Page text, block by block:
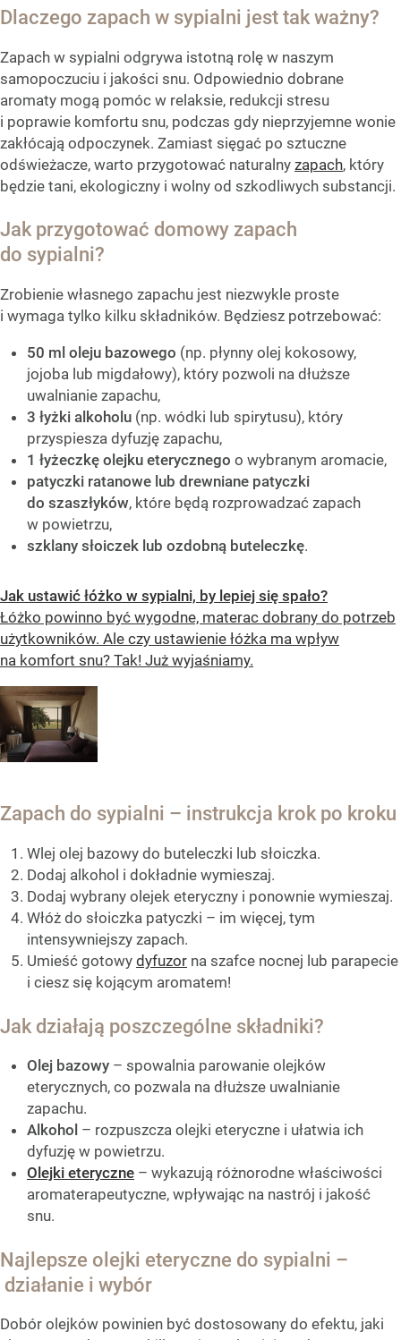
Dlaczego zapach w sypialni jest tak ważny?
Zapach w sypialni odgrywa istotną rolę w naszym
samopoczuciu i jakości snu. Odpowiednio dobrane
aromaty mogą pomóc w relaksie, redukcji stresu
i poprawie komfortu snu, podczas gdy nieprzyjemne wonie
zakłócają odpoczynek. Zamiast sięgać po sztuczne
odświeżacze, warto przygotować naturalny zapach, który
będzie tani, ekologiczny i wolny od szkodliwych substancji.
Jak przygotować domowy zapach
do sypialni?
Zrobienie własnego zapachu jest niezwykle proste
i wymaga tylko kilku składników. Będziesz potrzebować:
50 ml oleju bazowego (np. płynny olej kokosowy,
jojoba lub migdałowy), który pozwoli na dłuższe
uwalnianie zapachu,
3 łyżki alkoholu (np. wódki lub spirytusu), który
przyspiesza dyfuzję zapachu,
1 łyżeczkę olejku eterycznego o wybranym aromacie,
patyczki ratanowe lub drewniane patyczki
do szaszłyków, które będą rozprowadzać zapach
w powietrzu,
szklany słoiczek lub ozdobną buteleczkę.
Jak ustawić łóżko w sypialni, by lepiej się spało?
Łóżko powinno być wygodne, materac dobrany do potrzeb
użytkowników. Ale czy ustawienie łóżka ma wpływ
na komfort snu? Tak! Już wyjaśniamy.
Zapach do sypialni – instrukcja krok po kroku
Wlej olej bazowy do buteleczki lub słoiczka.
Dodaj alkohol i dokładnie wymieszaj.
Dodaj wybrany olejek eteryczny i ponownie wymieszaj.
Włóż do słoiczka patyczki – im więcej, tym
intensywniejszy zapach.
Umieść gotowy dyfuzor na szafce nocnej lub parapecie
i ciesz się kojącym aromatem!
Jak działają poszczególne składniki?
Olej bazowy – spowalnia parowanie olejków
eterycznych, co pozwala na dłuższe uwalnianie
zapachu.
Alkohol – rozpuszcza olejki eteryczne i ułatwia ich
dyfuzję w powietrzu.
Olejki eteryczne – wykazują różnorodne właściwości
aromaterapeutyczne, wpływając na nastrój i jakość
snu.
Najlepsze olejki eteryczne do sypialni –
działanie i wybór
Dobór olejków powinien być dostosowany do efektu, jaki